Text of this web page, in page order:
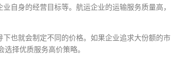
自身的经营目标等。航运企业的运输服务质量高，
也就会制定不同的价格。如果企业追求大份额的市
择优质服务高价策略。